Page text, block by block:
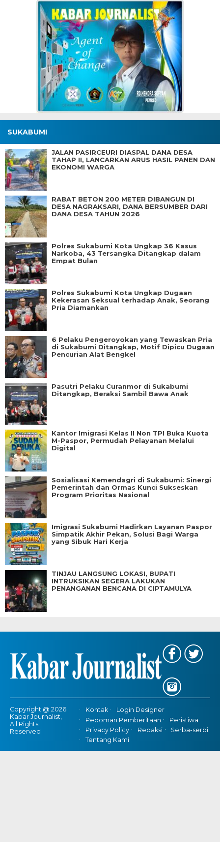
SUKABUMI
JALAN PASIRCEURI DIASPAL DANA DESA
TAHAP II, LANCARKAN ARUS HASIL PANEN DAN
EKONOMI WARGA
RABAT BETON 200 METER DIBANGUN DI
DESA NAGRAKSARI, DANA BERSUMBER DARI
DANA DESA TAHUN 2026
Polres Sukabumi Kota Ungkap 36 Kasus
Narkoba, 43 Tersangka Ditangkap dalam
Empat Bulan
Polres Sukabumi Kota Ungkap Dugaan
Kekerasan Seksual terhadap Anak, Seorang
Pria Diamankan
6 Pelaku Pengeroyokan yang Tewaskan Pria
di Sukabumi Ditangkap, Motif Dipicu Dugaan
Pencurian Alat Bengkel
Pasutri Pelaku Curanmor di Sukabumi
Ditangkap, Beraksi Sambil Bawa Anak
Kantor Imigrasi Kelas II Non TPI Buka Kuota
M-Paspor, Permudah Pelayanan Melalui
Digital
Sosialisasi Kemendagri di Sukabumi: Sinergi
Pemerintah dan Ormas Kunci Sukseskan
Program Prioritas Nasional
Imigrasi Sukabumi Hadirkan Layanan Paspor
Simpatik Akhir Pekan, Solusi Bagi Warga
yang Sibuk Hari Kerja
TINJAU LANGSUNG LOKASI, BUPATI
INTRUKSIKAN SEGERA LAKUKAN
PENANGANAN BENCANA DI CIPTAMULYA
Copyright @ 2026
Kabar Journalist,
All Rights
Reserved
Kontak
Login Designer
Pedoman Pemberitaan
Peristiwa
Privacy Policy
Redaksi
Serba-serbi
Tentang Kami